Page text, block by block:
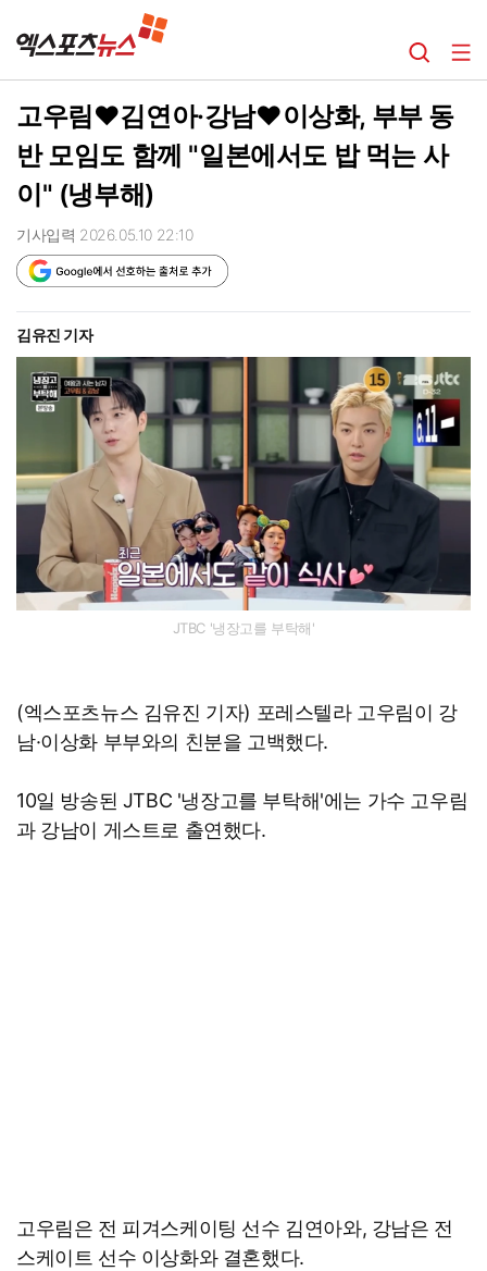
고우림♥김연아·강남♥이상화, 부부 동
반 모임도 함께 "일본에서도 밥 먹는 사
이" (냉부해)
기사입력 2026.05.10 22:10
김유진 기자
JTBC '냉장고를 부탁해'
(엑스포츠뉴스 김유진 기자) 포레스텔라 고우림이 강
남·이상화 부부와의 친분을 고백했다.
10일 방송된 JTBC '냉장고를 부탁해'에는 가수 고우림
과 강남이 게스트로 출연했다.
고우림은 전 피겨스케이팅 선수 김연아와, 강남은 전
스케이트 선수 이상화와 결혼했다.